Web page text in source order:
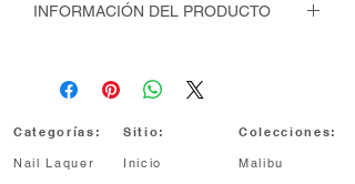
INFORMACIÓN DEL PRODUCTO
de duración
Categorías:
Nail Laquer
Sitio:
Inicio
Colecciones:
Malibu